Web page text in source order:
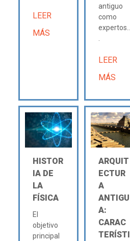
LEER
MÁS
antiguo
como
expertos..
LEER
MÁS
HISTOR
IA DE
LA
FÍSICA
El
objetivo
principal
ARQUIT
ECTUR
A
ANTIGU
A:
CARAC
TERÍSTI